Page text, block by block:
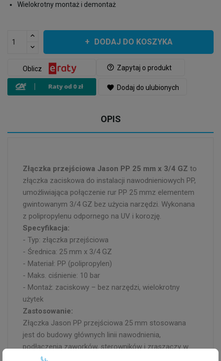
Wielokrotny montaż i demontaż
DODAJ DO KOSZYKA
help_outline Zapytaj o produkt
Oblicz
favorite Dodaj do ulubionych
OPIS
Złączka przejściowa Jason PP 25 mm x 3/4 GZ to
złączka zaciskowa do instalacji nawodnieniowych PP,
umożliwiająca połączenie rur PP 25 mmz elementem
gwintowanym 3/4 GZ bez użycia narzędzi. Wykonana
z polipropylenu odpornego na UV i korozję.
Specyfikacja:
- Typ: złączka przejściowa
- Średnica: 25 mm x 3/4 GZ
- Materiał: PP (polipropylen)
- Maks. ciśnienie: 10 bar
- Montaż: zaciskowy – bez narzędzi, wielokrotny
użytek
Zastosowanie:
Złączka Jason PP przejściowa 25 mm stosowana
jest do budowy głównych linii nawodnienia,
podłączenia zaworków, sterowników i zraszaczy w
systemach nawodnienia ogrodowego.